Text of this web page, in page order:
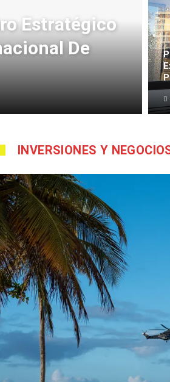
Estratégico
De
INVERSIONES Y